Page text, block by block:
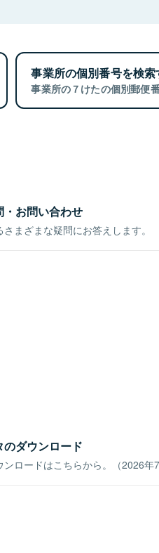
事業所の個別番号を検索
事業所の７けたの個別郵便
・お問い合わせ
まざまな疑問にお答えします。
ダウンロード
ロードはこちらから。（2026年7